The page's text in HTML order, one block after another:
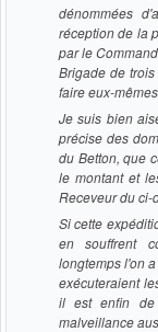
dénommées
réception de la
par le
Brigade de
faire eux-
Je suis bien
précise des
du Betton, que
le montant et
Receveur du ci-
Si cette
en souffrent
longtemps l'on
exécuteraient
il est enfin de
malveillance